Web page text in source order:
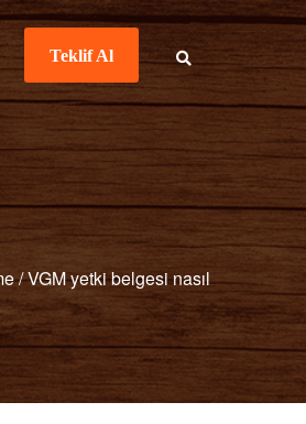
Teklif Al
/VGM yetki belgesi nasıl